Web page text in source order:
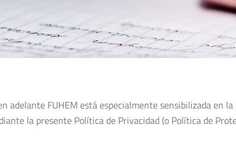
adelante FUHEM está especialmente sensibilizada en
la presente Política de Privacidad (o Política de